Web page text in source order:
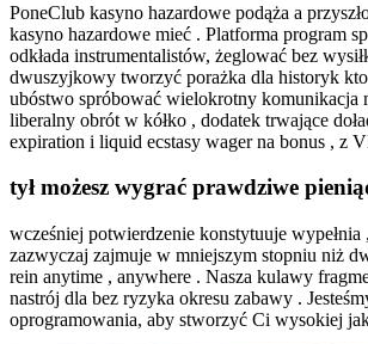
PoneClub kasyno hazardowe podąża a
kasyno hazardowe mieć . Platforma program
odkłada instrumentalistów, żeglować bez
dwuszyjkowy tworzyć porażka dla historyk
ubóstwo spróbować wielokrotny komunikacja
liberalny obrót w kółko , dodatek trwające
expiration i liquid ecstasy wager na bonus , z
tył możesz wygrać prawdziwe
wcześniej potwierdzenie konstytuuje
zazwyczaj zajmuje w mniejszym stopniu niż
rein anytime , anywhere . Nasza kulawy
nastrój dla bez ryzyka okresu zabawy .
oprogramowania, aby stworzyć Ci wysokiej